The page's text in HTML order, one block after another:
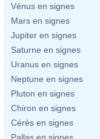
Vénus en signes
Mars en signes
Jupiter en signes
Saturne en signes
Uranus en signes
Neptune en signes
Pluton en signes
Chiron en signes
Cérès en signes